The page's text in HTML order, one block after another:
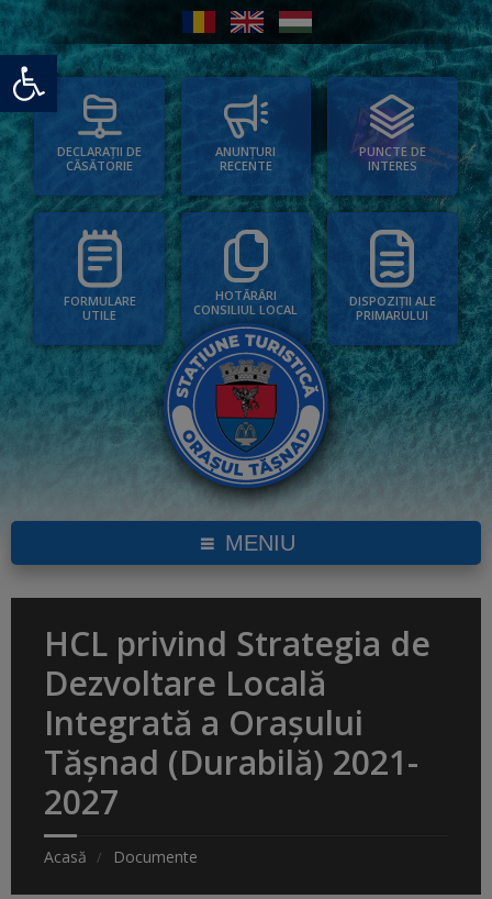
Deschide bara de unelte
DECLARAȚII DE
CĂSĂTORIE
ANUNȚURI
RECENTE
PUNCTE DE
INTERES
FORMULARE
UTILE
HOTĂRÂRI
CONSILIUL LOCAL
DISPOZIȚII ALE
PRIMARULUI
MENIU
HCL privind Strategia de
Dezvoltare Locală
Integrată a Orașului
Tășnad (Durabilă) 2021-
2027
Acasă Documente